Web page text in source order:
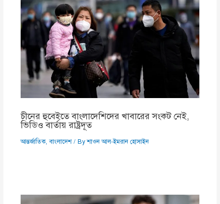
চীনের হুবেইতে বাংলাদেশিদের খাবারের সংকট নেই,
ভিডিও বার্তায় রাষ্ট্রদূত
আন্তর্জাতিক,বাংলাদেশ/ Byশাওন আল-ইমরান হোসাইন